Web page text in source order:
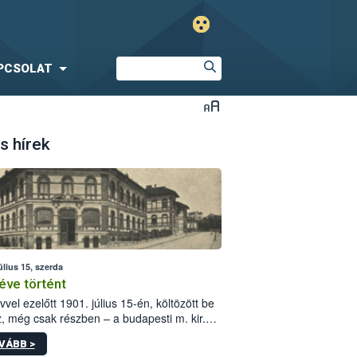
hírek
15, szerda
történt
ezelőtt 1901. július 15-én, költözött be
még csak részben – a budapesti m. kir.
állomás a Kis Rókus utca
alatti, Czigler Győző által tervezett új
>